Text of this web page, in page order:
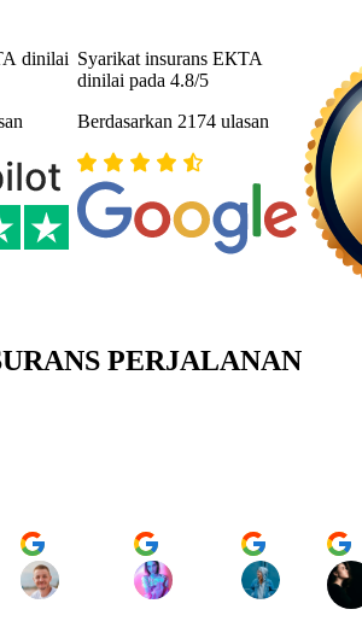
dinilai Syarikat insurans ЕКТА
dinilai pada 4.8/5
Berdasarkan 2174 ulasan
PERJALANAN